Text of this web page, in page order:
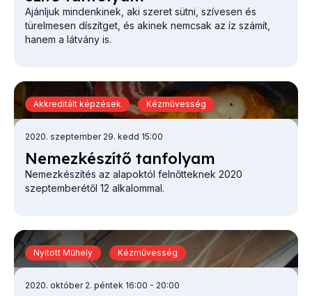
Ajánljuk mindenkinek, aki szeret sütni, szívesen és
türelmesen díszítget, és akinek nemcsak az íz számít,
hanem a látvány is.
Ne­mez­ké­szí­tő tan­fo­lyam
2020. szeptember 29. kedd 15:00
Nemezkészítés az alapoktól felnőtteknek 2020
szeptemberétől 12 alkalommal.
Akkreditált képzések Kézművesség
2020. október 2. péntek 16:00 - 20:00
Nyitott Műhely Kézművesség